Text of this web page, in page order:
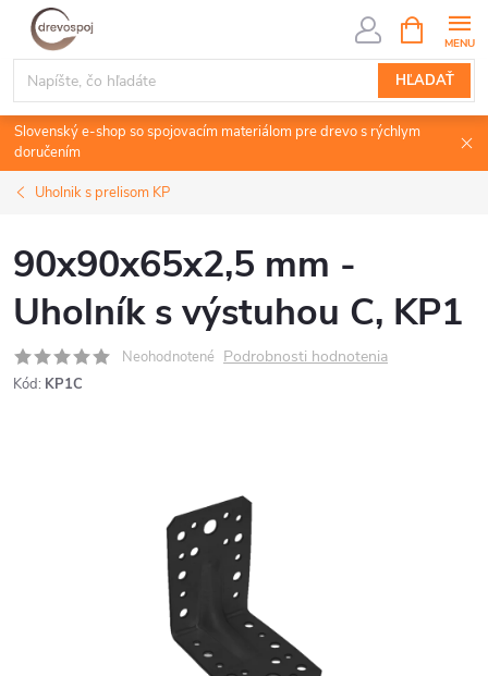
Prejsť
obsah
HĽADAŤ
KOŠÍK
Slovenský e-shop so spojovacím materiálom pre drevo s rýchlym
doručením
Uholnik s prelisom KP
90x90x65x2,5 mm -
Uholník s výstuhou C, KP1
Neohodnotené Podrobnosti hodnotenia
Kód: KP1C